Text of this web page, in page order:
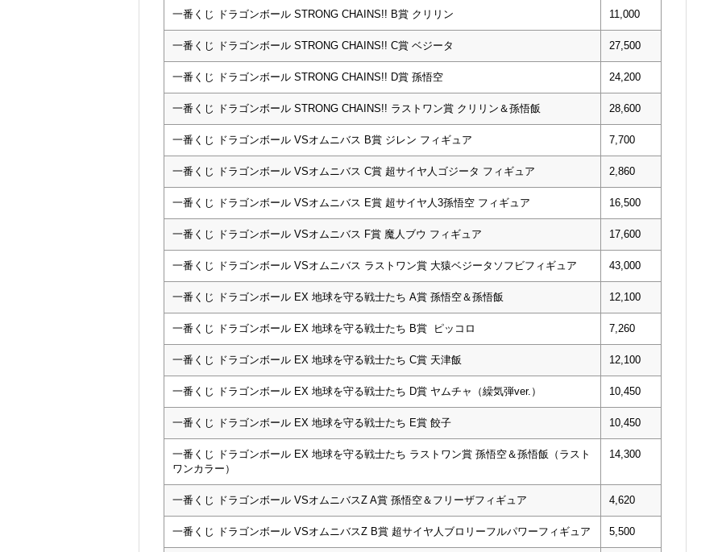
一番くじ ドラゴンボール STRONG CHAINS!! B賞 クリリン 11,000
一番くじ ドラゴンボール STRONG CHAINS!! C賞 ベジータ 27,500
一番くじ ドラゴンボール STRONG CHAINS!! D賞 孫悟空 24,200
一番くじ ドラゴンボール STRONG CHAINS!! ラストワン賞 クリリン＆孫悟飯 28,600
一番くじ ドラゴンボール VSオムニバス B賞 ジレン フィギュア 7,700
一番くじ ドラゴンボール VSオムニバス C賞 超サイヤ人ゴジータ フィギュア 2,860
一番くじ ドラゴンボール VSオムニバス E賞 超サイヤ人3孫悟空 フィギュア 16,500
一番くじ ドラゴンボール VSオムニバス F賞 魔人ブウ フィギュア 17,600
一番くじ ドラゴンボール VSオムニバス ラストワン賞 大猿ベジータソフビフィギュア 43,000
一番くじ ドラゴンボール EX 地球を守る戦士たち A賞 孫悟空＆孫悟飯 12,100
一番くじ ドラゴンボール EX 地球を守る戦士たち B賞 ピッコロ 7,260
一番くじ ドラゴンボール EX 地球を守る戦士たち C賞 天津飯 12,100
一番くじ ドラゴンボール EX 地球を守る戦士たち D賞 ヤムチャ（繰気弾ver.） 10,450
一番くじ ドラゴンボール EX 地球を守る戦士たち E賞 餃子 10,450
一番くじ ドラゴンボール EX 地球を守る戦士たち ラストワン賞 孫悟空＆孫悟飯（ラスト
ワンカラー）
14,300
一番くじ ドラゴンボール VSオムニバスZ A賞 孫悟空＆フリーザフィギュア 4,620
一番くじ ドラゴンボール VSオムニバスZ B賞 超サイヤ人ブロリーフルパワーフィギュア 5,500